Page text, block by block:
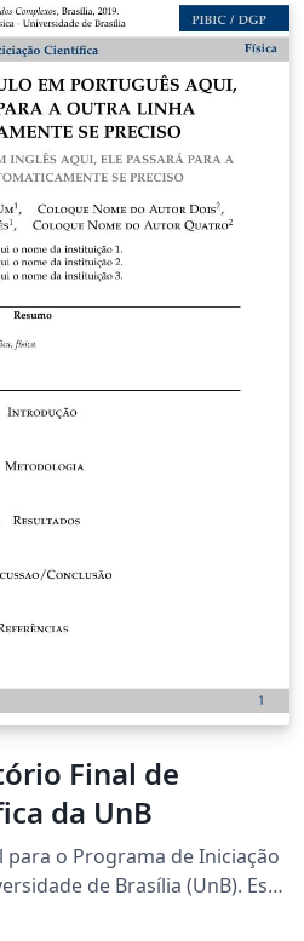
Final de
da UnB
o Programa de Iniciação
de Brasília (UnB). Este
ProIC, apenas uma